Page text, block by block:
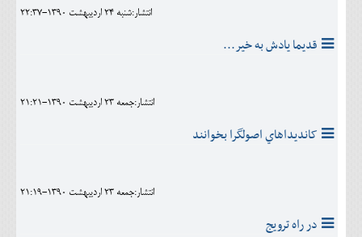
انتشار:شنبه 24 ارديبهشت 1390-22:37
قديما يادش به خير...
انتشار:جمعه 23 ارديبهشت 1390-21:21
کانديداهاي اصولگرا بخوانند
انتشار:جمعه 23 ارديبهشت 1390-21:19
در راه ترويج